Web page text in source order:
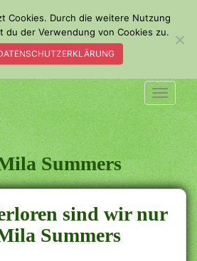
Summers
sind wir nur
Summers
Cookies. Durch die weitere Nutzung
du der Verwendung von Cookies zu.